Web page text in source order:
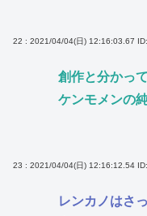
22 : 2021/04/04(日) 12:16:03.67
創作と分かっ
ケンモメンの
23 : 2021/04/04(日) 12:16:12.54
レンカノはさ